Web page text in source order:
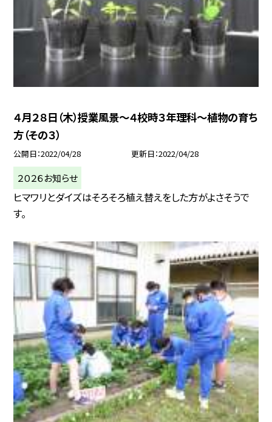
４月２８日（木）授業風景〜４校時３年理科〜植物の育ち
方（その３）
公開日 2022/04/28 更新日 2022/04/28
２０２６お知らせ
ヒマワリとダイズはそろそろ植え替えをした方がよさそうで
す。